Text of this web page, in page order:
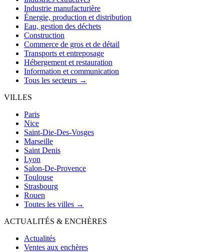
Industrie manufacturière
Énergie, production et distribution
Eau, gestion des déchets
Construction
Commerce de gros et de détail
Transports et entreposage
Hébergement et restauration
Information et communication
Tous les secteurs →
VILLES
Paris
Nice
Saint-Die-Des-Vosges
Marseille
Saint Denis
Lyon
Salon-De-Provence
Toulouse
Strasbourg
Rouen
Toutes les villes →
ACTUALITÉS & ENCHÈRES
Actualités
Ventes aux enchères